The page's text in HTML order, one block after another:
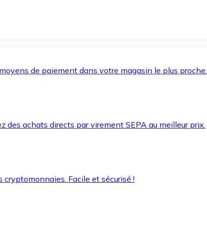
de paiement dans votre magasin le plus proche.
achats directs par virement SEPA au meilleur prix.
Facile et sécurisé !